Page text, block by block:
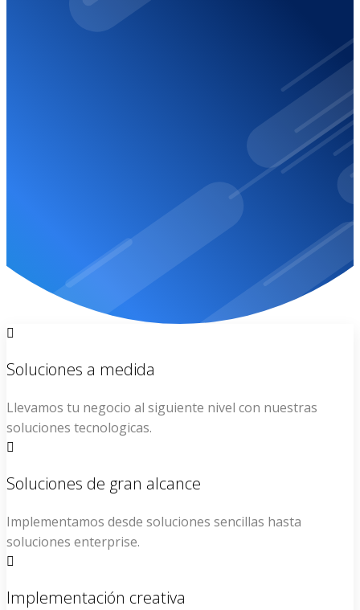
Sitio web
Por favor contactanos dado que tu sitio web ha sido
Soluciones a medida
Llevamos tu negocio al siguiente nivel con nuestras
soluciones tecnologicas.
Soluciones de gran alcance
Implementamos desde soluciones sencillas hasta
soluciones enterprise.
Implementación creativa